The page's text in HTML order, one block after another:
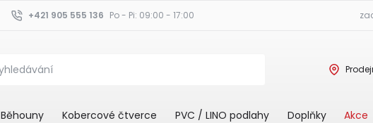
+421 905 555 136 Po - Pi: 09:00 - 17:00
Běhouny Kobercové čtverce PVC / LINO podlahy Doplňky Akce